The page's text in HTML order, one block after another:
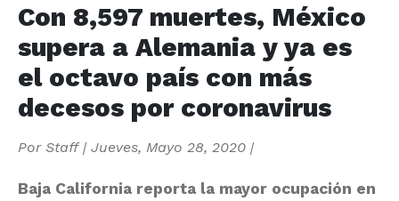
Con 8,597 muertes, México
supera a Alemania y ya es
el octavo país con más
decesos por coronavirus
Por Staff| Jueves, Mayo 28, 2020 |
Baja California reporta la mayor ocupación en